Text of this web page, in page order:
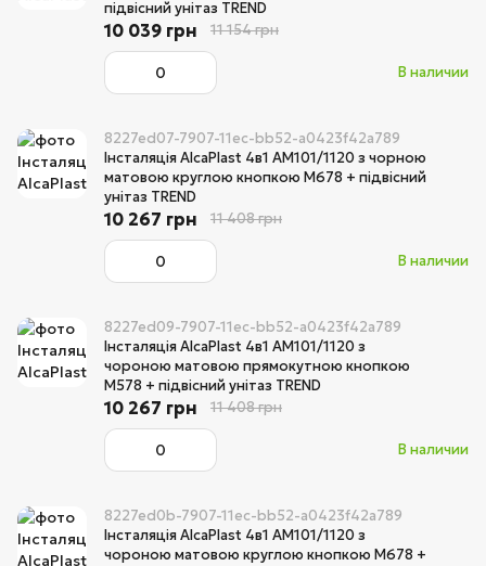
підвісний унітаз TREND
В наличии
10 039 грн 11 154 грн
8227ed07-7907-11ec-bb52-a0423f42a789
Інсталяція AlcaPlast 4в1 AM101/1120 з чорною
матовою круглою кнопкою M678 + підвісний
унітаз TREND
В наличии
10 267 грн 11 408 грн
8227ed09-7907-11ec-bb52-a0423f42a789
Інсталяція AlcaPlast 4в1 AM101/1120 з
чороною матовою прямокутною кнопкою
M578 + підвісний унітаз TREND
В наличии
10 267 грн 11 408 грн
8227ed0b-7907-11ec-bb52-a0423f42a789
Інсталяція AlcaPlast 4в1 AM101/1120 з
чороною матовою круглою кнопкою M678 +